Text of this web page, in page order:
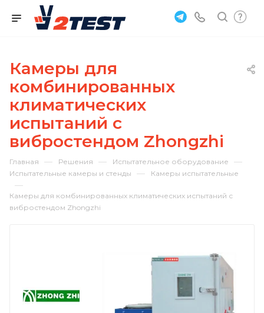
Камеры для
комбинированных
климатических
испытаний с
вибростендом Zhongzhi
Главная — Решения — Испытательное оборудование —
Испытательные камеры и стенды — Камеры испытательные
—
Камеры для комбинированных климатических испытаний с
вибростендом Zhongzhi